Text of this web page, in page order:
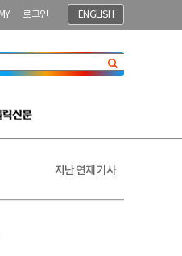
MY 로그인 ENGLISH
지난 연재 기사